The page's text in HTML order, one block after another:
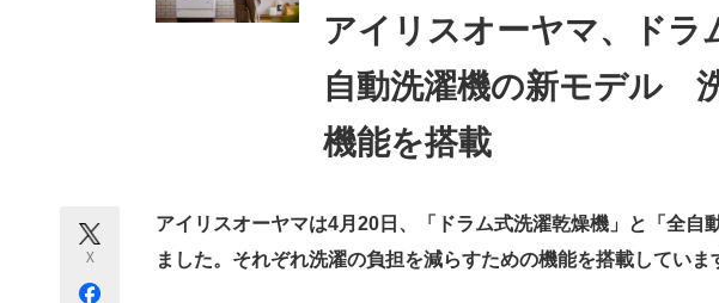
ビジネスと働き方のヒント AI活用のいまが分かる
ITエンジニア向け専門サイト 企業向けIT製品の総合サイト
モノづくり技術者専門サイト エレクトロニクス専門サイト
アイリスオーヤマ、ドラ
自動洗濯機の新モデル
機能を搭載
X
アイリスオーヤマは4月20日、「ドラム式洗濯乾燥機」と「全自
ました。それぞれ洗濯の負担を減らすための機能を搭載していま